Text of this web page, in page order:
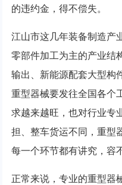
的违约金，得不偿失。
江山市这几年装备制造产
零部件加工为主的产业结
输出、新能源配套大型构
重型器械要发往全国各个
求越来越旺，也对行业专
担、整车货运不同，重型
每一个环节都有讲究，容
正常来说，专业的重型器